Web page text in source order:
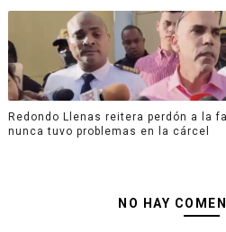
Redondo Llenas reitera perdón a la
nunca tuvo problemas en la cárcel
NO HAY